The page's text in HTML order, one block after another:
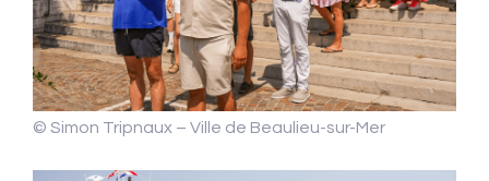
© Simon Tripnaux – Ville de Beaulieu-sur-Mer